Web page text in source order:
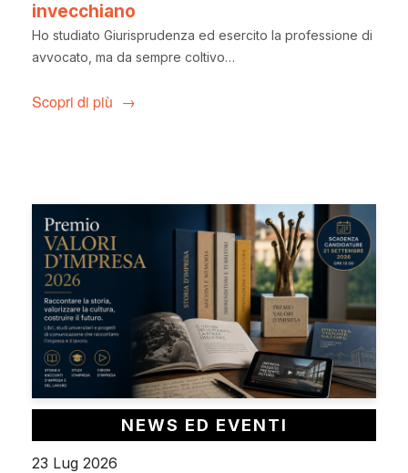
invecchiano
Ho studiato Giurisprudenza ed esercito la professione di
avvocato, ma da sempre coltivo…
Scopri di più
NEWS ED EVENTI
23 Lug 2026